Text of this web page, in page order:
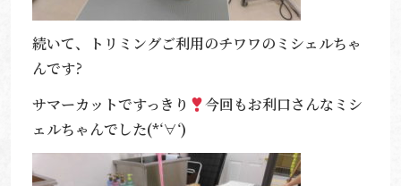
続いて、トリミングご利用のチワワのミシェルちゃ
んです?
サマーカットですっきり
今回もお利口さんなミシ
ェルちゃんでした(*‘∀‘)